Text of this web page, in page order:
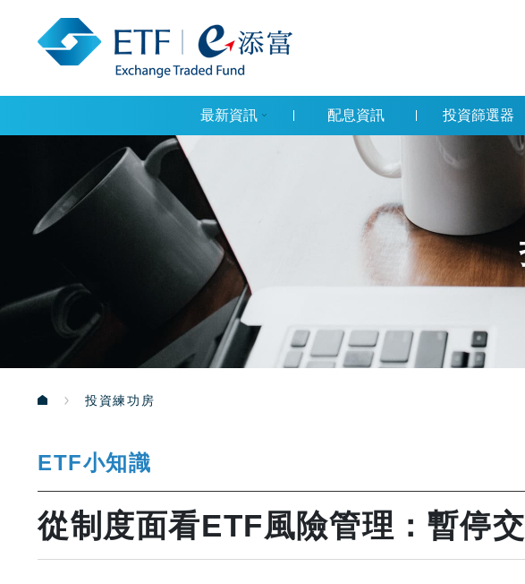
最新資訊 配息資訊 投資篩選器
投資練功房
ETF小知識
從制度面看ETF風險管理：暫停